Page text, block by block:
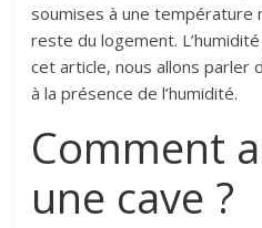
soumises à une température
reste du logement.
cet article, nous allons parler
à la présence de l’humidité.
Comment
une cave ?